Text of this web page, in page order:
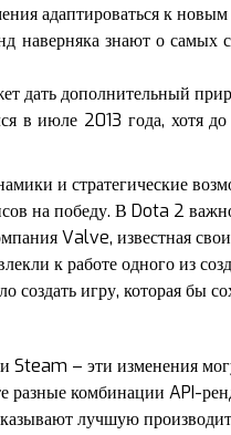
адаптироваться к
знают о самых
дать дополнительный
в июле 2013 года, хотя
и стратегические
на победу. В Dota 2
Valve, известная
к работе одного из
игру, которая бы
– эти изменения
разные комбинации API-
лучшую